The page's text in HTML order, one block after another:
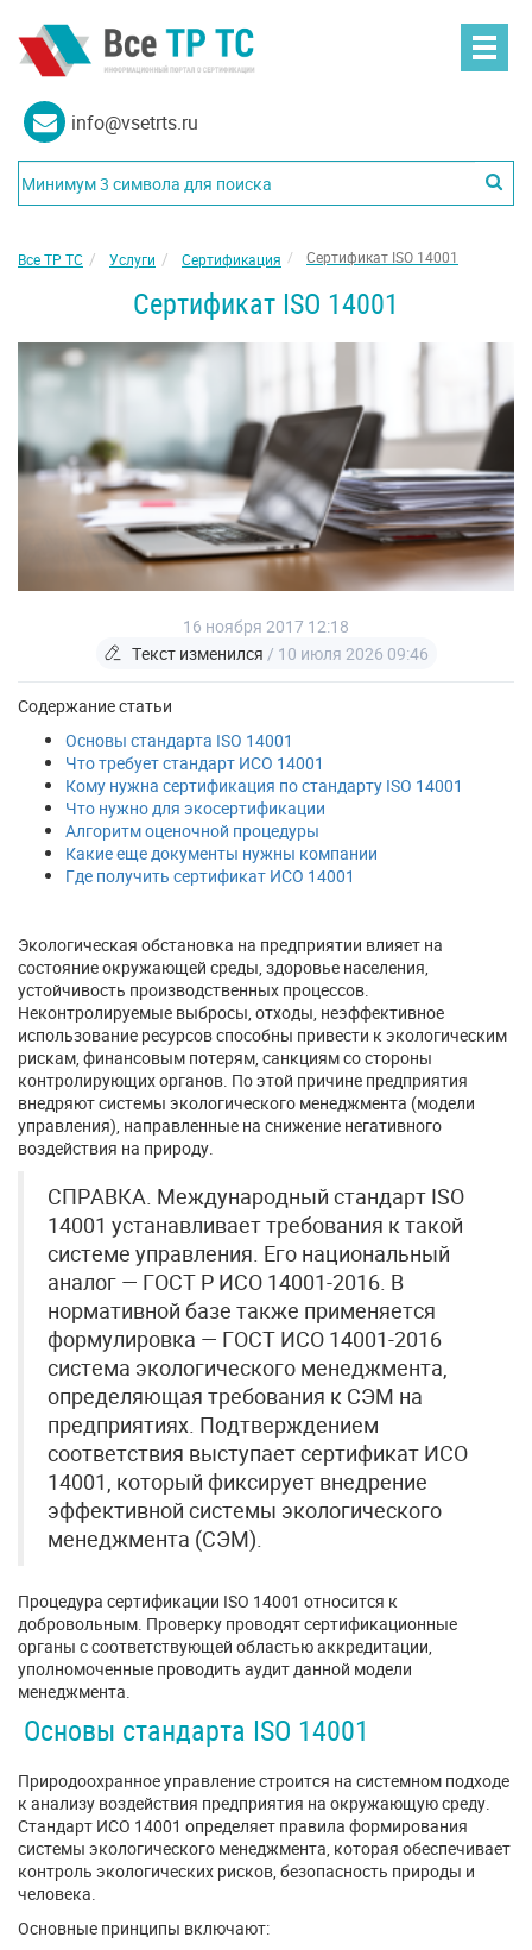
info@vsetrts.ru
Все ТР ТС Услуги Сертификация Сертификат ISO 14001
Сертификат ISO 14001
16 ноября 2017 12:18
Текст изменился / 10 июля 2026 09:46
Содержание статьи
Основы стандарта ISO 14001
Что требует стандарт ИСО 14001
Кому нужна сертификация по стандарту ISO 14001
Что нужно для экосертификации
Алгоритм оценочной процедуры
Какие еще документы нужны компании
Где получить сертификат ИСО 14001
Экологическая обстановка на предприятии влияет на
состояние окружающей среды, здоровье населения,
устойчивость производственных процессов.
Неконтролируемые выбросы, отходы, неэффективное
использование ресурсов способны привести к экологическим
рискам, финансовым потерям, санкциям со стороны
контролирующих органов. По этой причине предприятия
внедряют системы экологического менеджмента (модели
управления), направленные на снижение негативного
воздействия на природу.
СПРАВКА. Международный стандарт ISO
14001 устанавливает требования к такой
системе управления. Его национальный
аналог — ГОСТ Р ИСО 14001-2016. В
нормативной базе также применяется
формулировка — ГОСТ ИСО 14001-2016
система экологического менеджмента,
определяющая требования к СЭМ на
предприятиях. Подтверждением
соответствия выступает сертификат ИСО
14001, который фиксирует внедрение
эффективной системы экологического
менеджмента (СЭМ).
Процедура сертификации ISO 14001 относится к
добровольным. Проверку проводят сертификационные
органы с соответствующей областью аккредитации,
уполномоченные проводить аудит данной модели
менеджмента.
Основы стандарта ISO 14001
Природоохранное управление строится на системном подходе
к анализу воздействия предприятия на окружающую среду.
Стандарт ИСО 14001 определяет правила формирования
системы экологического менеджмента, которая обеспечивает
контроль экологических рисков, безопасность природы и
человека.
Основные принципы включают: